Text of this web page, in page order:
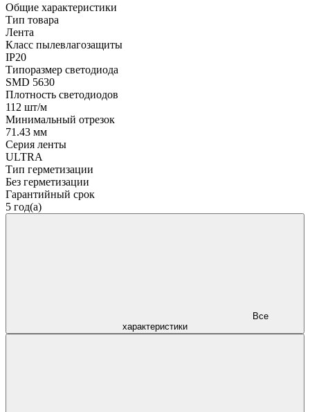
Общие характеристики
Тип товара
Лента
Класс пылевлагозащиты
IP20
Типоразмер светодиода
SMD 5630
Плотность светодиодов
112 шт/м
Минимальный отрезок
71.43 мм
Серия ленты
ULTRA
Тип герметизации
Без герметизации
Гарантийный срок
5 год(а)
характеристики